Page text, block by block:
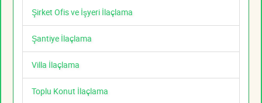
Şirket Ofis ve İşyeri İlaçlama
Şantiye İlaçlama
Villa İlaçlama
Toplu Konut İlaçlama